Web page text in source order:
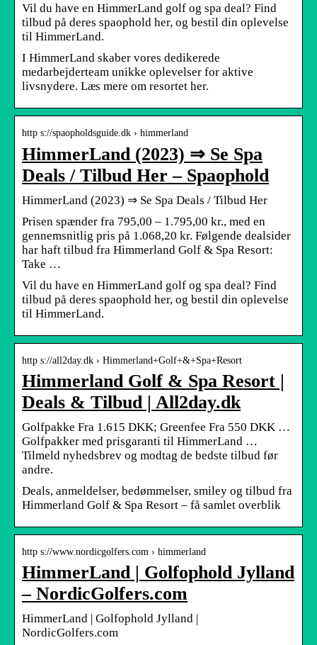
Vil du have en HimmerLand golf og spa deal? Find
tilbud på deres spaophold her, og bestil din oplevelse
til HimmerLand.
I HimmerLand skaber vores dedikerede
medarbejderteam unikke oplevelser for aktive
livsnydere. Læs mere om resortet her.
http s://spaopholdsguide.dk › himmerland
HimmerLand (2023) ⇒ Se Spa
Deals / Tilbud Her – Spaophold
HimmerLand (2023) ⇒ Se Spa Deals / Tilbud Her
Prisen spænder fra 795,00 – 1.795,00 kr., med en
gennemsnitlig pris på 1.068,20 kr. Følgende dealsider
har haft tilbud fra Himmerland Golf & Spa Resort:
Take …
Vil du have en HimmerLand golf og spa deal? Find
tilbud på deres spaophold her, og bestil din oplevelse
til HimmerLand.
http s://all2day.dk › Himmerland+Golf+&+Spa+Resort
Himmerland Golf & Spa Resort |
Deals & Tilbud | All2day.dk
Golfpakke Fra 1.615 DKK; Greenfee Fra 550 DKK …
Golfpakker med prisgaranti til HimmerLand …
Tilmeld nyhedsbrev og modtag de bedste tilbud før
andre.
Deals, anmeldelser, bedømmelser, smiley og tilbud fra
Himmerland Golf & Spa Resort – få samlet overblik
http s://www.nordicgolfers.com › himmerland
HimmerLand | Golfophold Jylland
– NordicGolfers.com
HimmerLand | Golfophold Jylland |
NordicGolfers.com